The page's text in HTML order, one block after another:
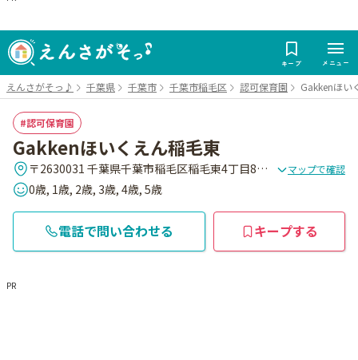
キープ メニュー
えんさがそっ♪ 千葉県 千葉市 千葉市稲毛区 認可保育園 Gakkenほい
認可保育園
Gakkenほいくえん稲毛東
〒2630031 千葉県千葉市稲毛区稲毛東4丁目8番10号 マップで確認
0歳, 1歳, 2歳, 3歳, 4歳, 5歳
電話で問い合わせる キープする
PR